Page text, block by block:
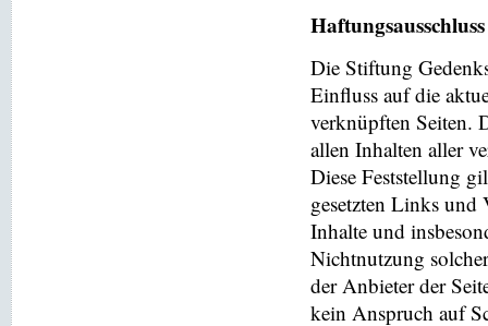
Haftungsausschluss
Die Stiftung
Einfluss auf die
verknüpften Seiten.
allen Inhalten aller
Diese Feststellung
gesetzten Links und
Inhalte und
Nichtnutzung
der Anbieter der
kein Anspruch auf